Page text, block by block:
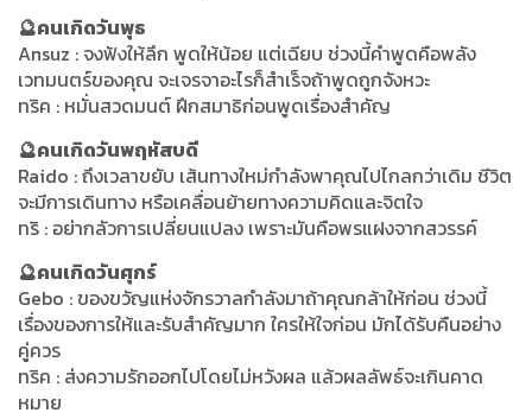
🔮คนเกิดวันพุธ
Ansuz : จงฟังให้ลึก พูดให้น้อย แต่เฉียบ ช่วงนี้คำพูดคือพลัง
เวทมนตร์ของคุณ จะเจรจาอะไรก็สำเร็จถ้าพูดถูกจังหวะ
ทริค : หมั่นสวดมนต์ ฝึกสมาธิก่อนพูดเรื่องสำคัญ
🔮คนเกิดวันพฤหัสบดี
Raido : ถึงเวลาขยับ เส้นทางใหม่กำลังพาคุณไปไกลกว่าเดิม ชีวิต
จะมีการเดินทาง หรือเคลื่อนย้ายทางความคิดและจิตใจ
ทริ : อย่ากลัวการเปลี่ยนแปลง เพราะมันคือพรแฝงจากสวรรค์​
🔮คนเกิดวันศุกร์
Gebo : ของขวัญแห่งจักรวาลกำลังมาถ้าคุณกล้าให้ก่อน ช่วงนี้
เรื่องของการให้และรับสำคัญมาก ใครให้ใจก่อน มักได้รับคืนอย่าง
คู่ควร
ทริค : ส่งความรักออกไปโดยไม่หวังผล แล้วผลลัพธ์จะเกินคาด
หมาย​